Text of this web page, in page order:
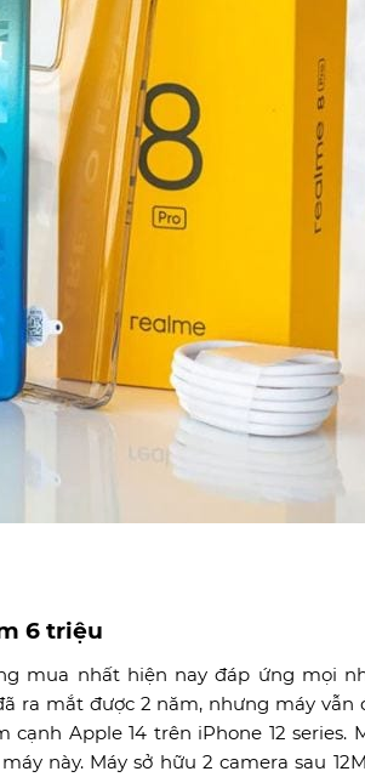
6 triệu
mua nhất hiện nay đáp ứng mọi
ra mắt được 2 năm, nhưng máy vẫn
Apple 14 trên iPhone 12 series.
này. Máy sở hữu 2 camera sau